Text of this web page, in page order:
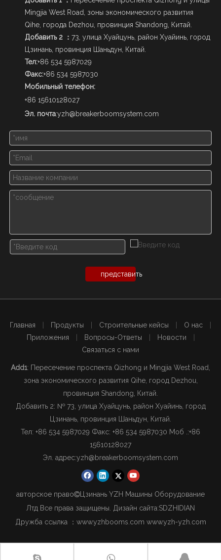
Mingjia West Road, зоны экономического развития
Qihe, города Dezhou, провинция Shandong, Китай.
Добавить 2 ： 73, улица Хуайцунь, район Хуайинь, город
Цзинань, провинция Шаньдун, Китай.
Тел:+86 534 5987029
Факс:+86 534 5987030
Мобильный телефон:
+86 15610128027
Эл. почта:yzh@breakerboomsystem.com
представить
Главная Продукты Строительные кейсы О нас
Приложения
Вопросы-Ответы Новости
Связаться с нами
Add1: Пересечение проспекта Qizhong и Mingjia West Road,
зона экономического развития Qihe, город Dezhou,
провинция Shandong, Китай.
Добавить 2: № 73, улица Хуайцунь, район Хуайинь, город
Цзинань, провинция Шаньдун, Китай.
Тел: +86 534 5987029 Факс: +86 534 5987030 Моб .:+86
15610128027
Эл. адрес:yzh@breakerboomsystem.com
авторское право Цзинань YZH Машины Оборудование
Лтд Все права защищены. Дизайн сайта:SDZHIDIAN
Дружба ссылка ： www.yzhbooms.com www.yzh-yzh.com